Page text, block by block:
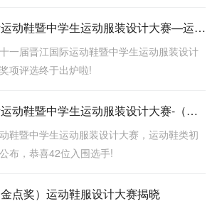
第十一届晋江国际运动鞋暨中学生运动服装设计大赛—运动鞋类各大奖项评出炉！
一届晋江国际运动鞋暨中学生运动服装设计
项评选终于出炉啦!
第十一届晋江国际运动鞋暨中学生运动服装设计大赛-（运动鞋类）入围名单
鞋暨中学生运动服装设计大赛，运动鞋类初
布，恭喜42位入围选手!
点奖）运动鞋服设计大赛揭晓